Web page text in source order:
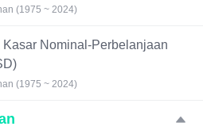
(1975 ~ 2024)
Nominal-Perbelanjaan
(1975 ~ 2024)